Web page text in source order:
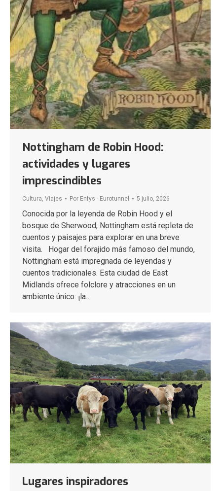
Nottingham de Robin Hood:
actividades y lugares
imprescindibles
Cultura Viajes Por Enfys - Eurotunnel 5 julio, 2026
Conocida por la leyenda de Robin Hood y el
bosque de Sherwood, Nottingham está repleta de
cuentos y paisajes para explorar en una breve
visita. Hogar del forajido más famoso del mundo,
Nottingham está impregnada de leyendas y
cuentos tradicionales. Esta ciudad de East
Midlands ofrece folclore y atracciones en un
ambiente único: ¡la…
Lugares inspiradores